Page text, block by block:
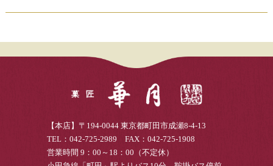
【本店】〒194-0044 東京都町田市成瀬8-4-13
TEL：042-725-2989 FAX：042-725-1908
営業時間 9：00～18：00（不定休）